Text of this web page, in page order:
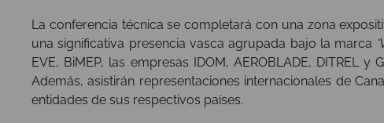
La conferencia técnica se completará con una zona
una significativa presencia vasca agrupada bajo la marca
EVE, BiMEP, las empresas IDOM, AEROBLADE, DITREL
Además, asistirán representaciones internacionales de
entidades de sus respectivos países.